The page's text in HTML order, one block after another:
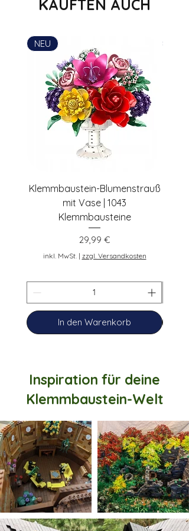
Penny Bricks®, Penny Bricks Inh.
Postadresse: Lentruper Ring 19, DE-
48231 Warendorf, Deutschland,
pennybricks.de -
shop@pennybricks.de
KAUFTEN AUCH
NEU
Klemmbaustein-Blumenstrauß
mit Vase | 1043
Klemmbausteine
Preis
29,99 €
inkl. MwSt.| zzgl. Versandkosten
In den Warenkorb
Inspiration für deine
Klemmbaustein-Welt